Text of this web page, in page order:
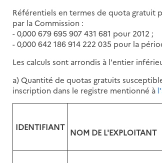
Référentiels en termes de quota gratuit
par la Commission :
- 0,000 679 695 907 431 681 pour 2012 ;
- 0,000 642 186 914 222 035 pour la
Les calculs sont arrondis à l'entier
a) Quantité de quotas gratuits
inscription dans le registre mentionné à
IDENTIFIANT
NOM DE L'EXPLOITANT